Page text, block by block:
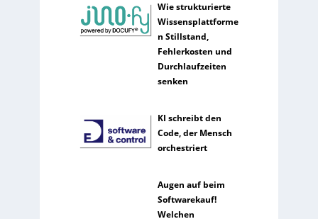
Wie strukturierte
Wissensplattforme
n Stillstand,
Fehlerkosten und
Durchlaufzeiten
senken
KI schreibt den
Code, der Mensch
orchestriert
Augen auf beim
Softwarekauf!
Welchen